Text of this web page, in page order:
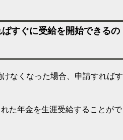
すぐに受給を開始できるの
なくなった場合、申請すればす
た年金を生涯受給することがで